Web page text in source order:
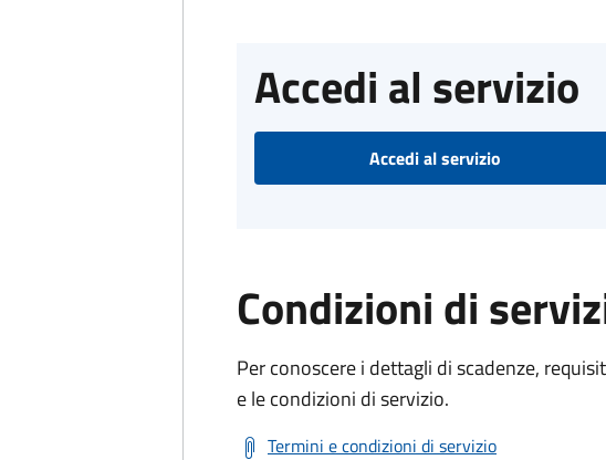
Accedi al servizio
Accedi al servizio
Condizioni di
Per conoscere i dettagli di scadenze,
e le condizioni di servizio.
Termini e condizioni di servizio